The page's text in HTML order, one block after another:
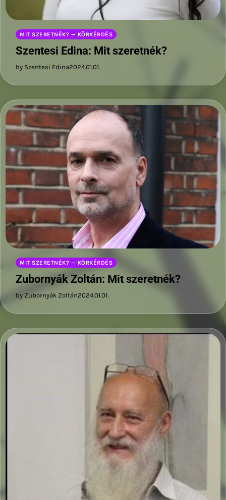
MIT SZERETNÉK? — KÖRKÉRDÉS
Szentesi Edina: Mit szeretnék?
by Szentesi Edina2024.01.01.
MIT SZERETNÉK? — KÖRKÉRDÉS
Zubornyák Zoltán: Mit szeretnék?
by Zubornyák Zoltán2024.01.01.